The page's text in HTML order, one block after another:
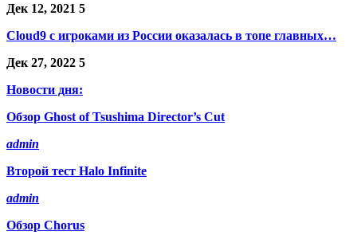
Дек 12, 2021 5
Cloud9 с игроками из России оказалась в топе главных…
Дек 27, 2022 5
Новости дня:
Обзор Ghost of Tsushima Director’s Cut
admin
Второй тест Halo Infinite
admin
Обзор Chorus